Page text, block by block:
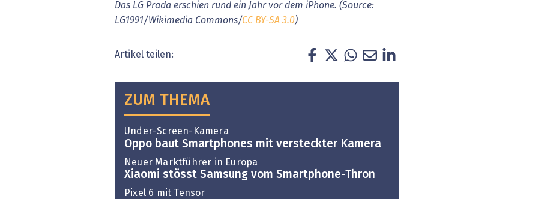
Das LG Prada erschien rund ein Jahr vor dem iPhone. (Source:
LG1991/Wikimedia Commons/CC BY-SA 3.0)
Artikel teilen:
ZUM THEMA
Under-Screen-Kamera
Oppo baut Smartphones mit versteckter Kamera
Neuer Marktführer in Europa
Xiaomi stösst Samsung vom Smartphone-Thron
Pixel 6 mit Tensor